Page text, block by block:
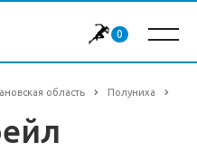
0
область Полуниха